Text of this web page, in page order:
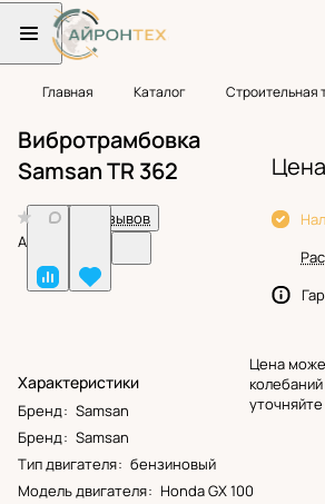
Главная Каталог Строительная
Вибротрамбовка
Samsan TR 362
Нет отзывов
Арт.
Характеристики
Бренд: Samsan
Бренд: Samsan
Тип двигателя: бензиновый
Модель двигателя: Honda GX 100
Цена